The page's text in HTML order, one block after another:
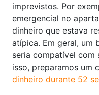
imprevistos. Por
emergencial no
dinheiro que estava
atípica. Em geral, um
seria compatível com
isso, preparamos um
dinheiro durante 52